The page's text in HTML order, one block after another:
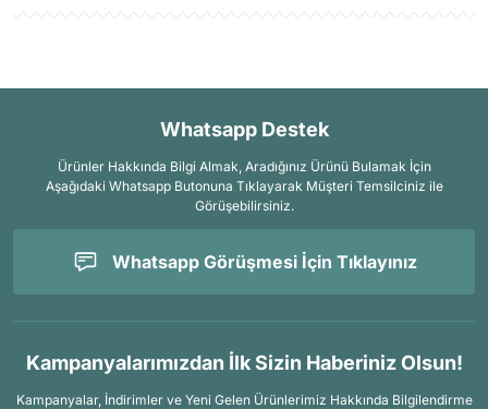
Whatsapp Destek
Ürünler Hakkında Bilgi Almak, Aradığınız Ürünü Bulamak İçin
Aşağıdaki Whatsapp Butonuna Tıklayarak Müşteri Temsilciniz ile
Görüşebilirsiniz.
Whatsapp Görüşmesi İçin Tıklayınız
Kampanyalarımızdan İlk Sizin Haberiniz Olsun!
Kampanyalar, İndirimler ve Yeni Gelen Ürünlerimiz Hakkında Bilgilendirme